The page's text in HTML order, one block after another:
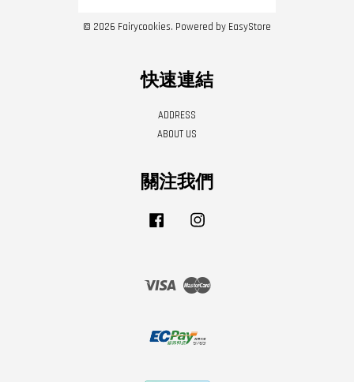
© 2026 Fairycookies. Powered by EasyStore
快速連結
ADDRESS
ABOUT US
關注我們
Facebook
Visa Master